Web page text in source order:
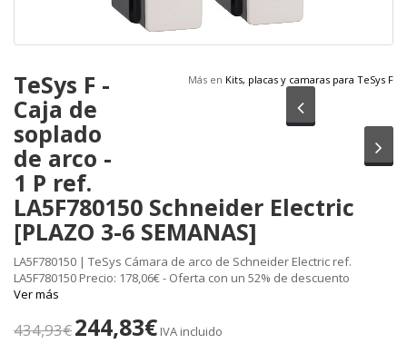
Más en Kits, placas y camaras para TeSys F
Anterior
TeSys F -
Caja de
soplado
de arco -
1 P ref.
LA5F780150 Schneider Electric
[PLAZO 3-6 SEMANAS]
LA5F780150 | TeSys Cámara de arco de Schneider Electric ref.
LA5F780150 Precio: 178,06€ - Oferta con un 52% de descuento
Ver más
434,93€244,83€ IVA incluido